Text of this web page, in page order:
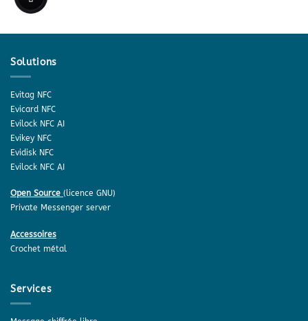
Solutions
Evitag NFC
Evicard NFC
Evilock NFC AI
Evikey NFC
Evidisk NFC
Evilock NFC AI
Open Source (licence GNU)
Private Messenger server
Accessoires
Crochet métal
Services